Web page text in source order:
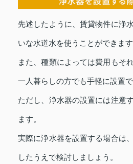
先述したように、賃貸物件に浄
いな水道水を使うことができます
また、種類によっては費用もそ
一人暮らしの方でも手軽に設置で
ただし、浄水器の設置には注意
ます。
実際に浄水器を設置する場合は
したうえで検討しましょう。